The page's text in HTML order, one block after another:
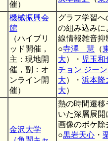
催）
機械振興会
館
（ハイブリ
ッド開催，
主：現地開
催，副：オ
ンライン開
催）
グラフ学習
の組み込みに
線情報雑音抑
○寺澤 慧 （
大）・ 児玉和
チョン ジーン
大）・ 浜本隆
大）
金沢大学
熱の時間遷移
いた深層展
画像のボケ除
○黒岩天心 ・